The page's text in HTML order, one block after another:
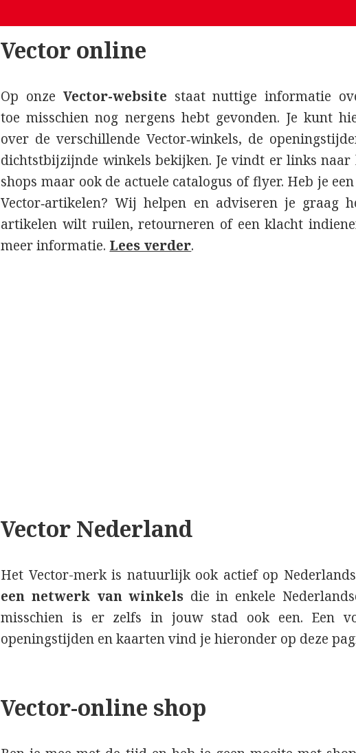
Vector online
Op onze Vector-website staat nuttige informatie
toe misschien nog nergens hebt gevonden. Je kunt
over de verschillende Vector‑winkels, de
dichtstbijzijnde winkels bekijken. Je vindt er links naar
shops maar ook de actuele catalogus of flyer. Heb je
Vector‑artikelen? Wij helpen en adviseren je graag
artikelen wilt ruilen, retourneren of een klacht
meer informatie. Lees verder.
Vector Nederland
Het Vector-merk is natuurlijk ook actief op
een netwerk van winkels die in enkele
misschien is er zelfs in jouw stad ook een. Een
openingstijden en kaarten vind je hieronder op deze
Vector-online shop